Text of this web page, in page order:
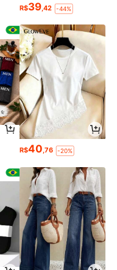
R$39,42 -44%
R$40,76 -20%